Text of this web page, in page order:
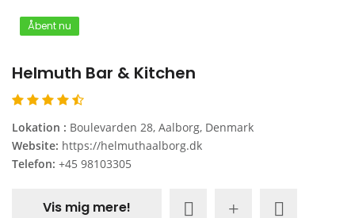
Åbent nu
Helmuth Bar & Kitchen
Lokation : Boulevarden 28, Aalborg, Denmark
Website: https://helmuthaalborg.dk
Telefon: +45 98103305
Vis mig mere!